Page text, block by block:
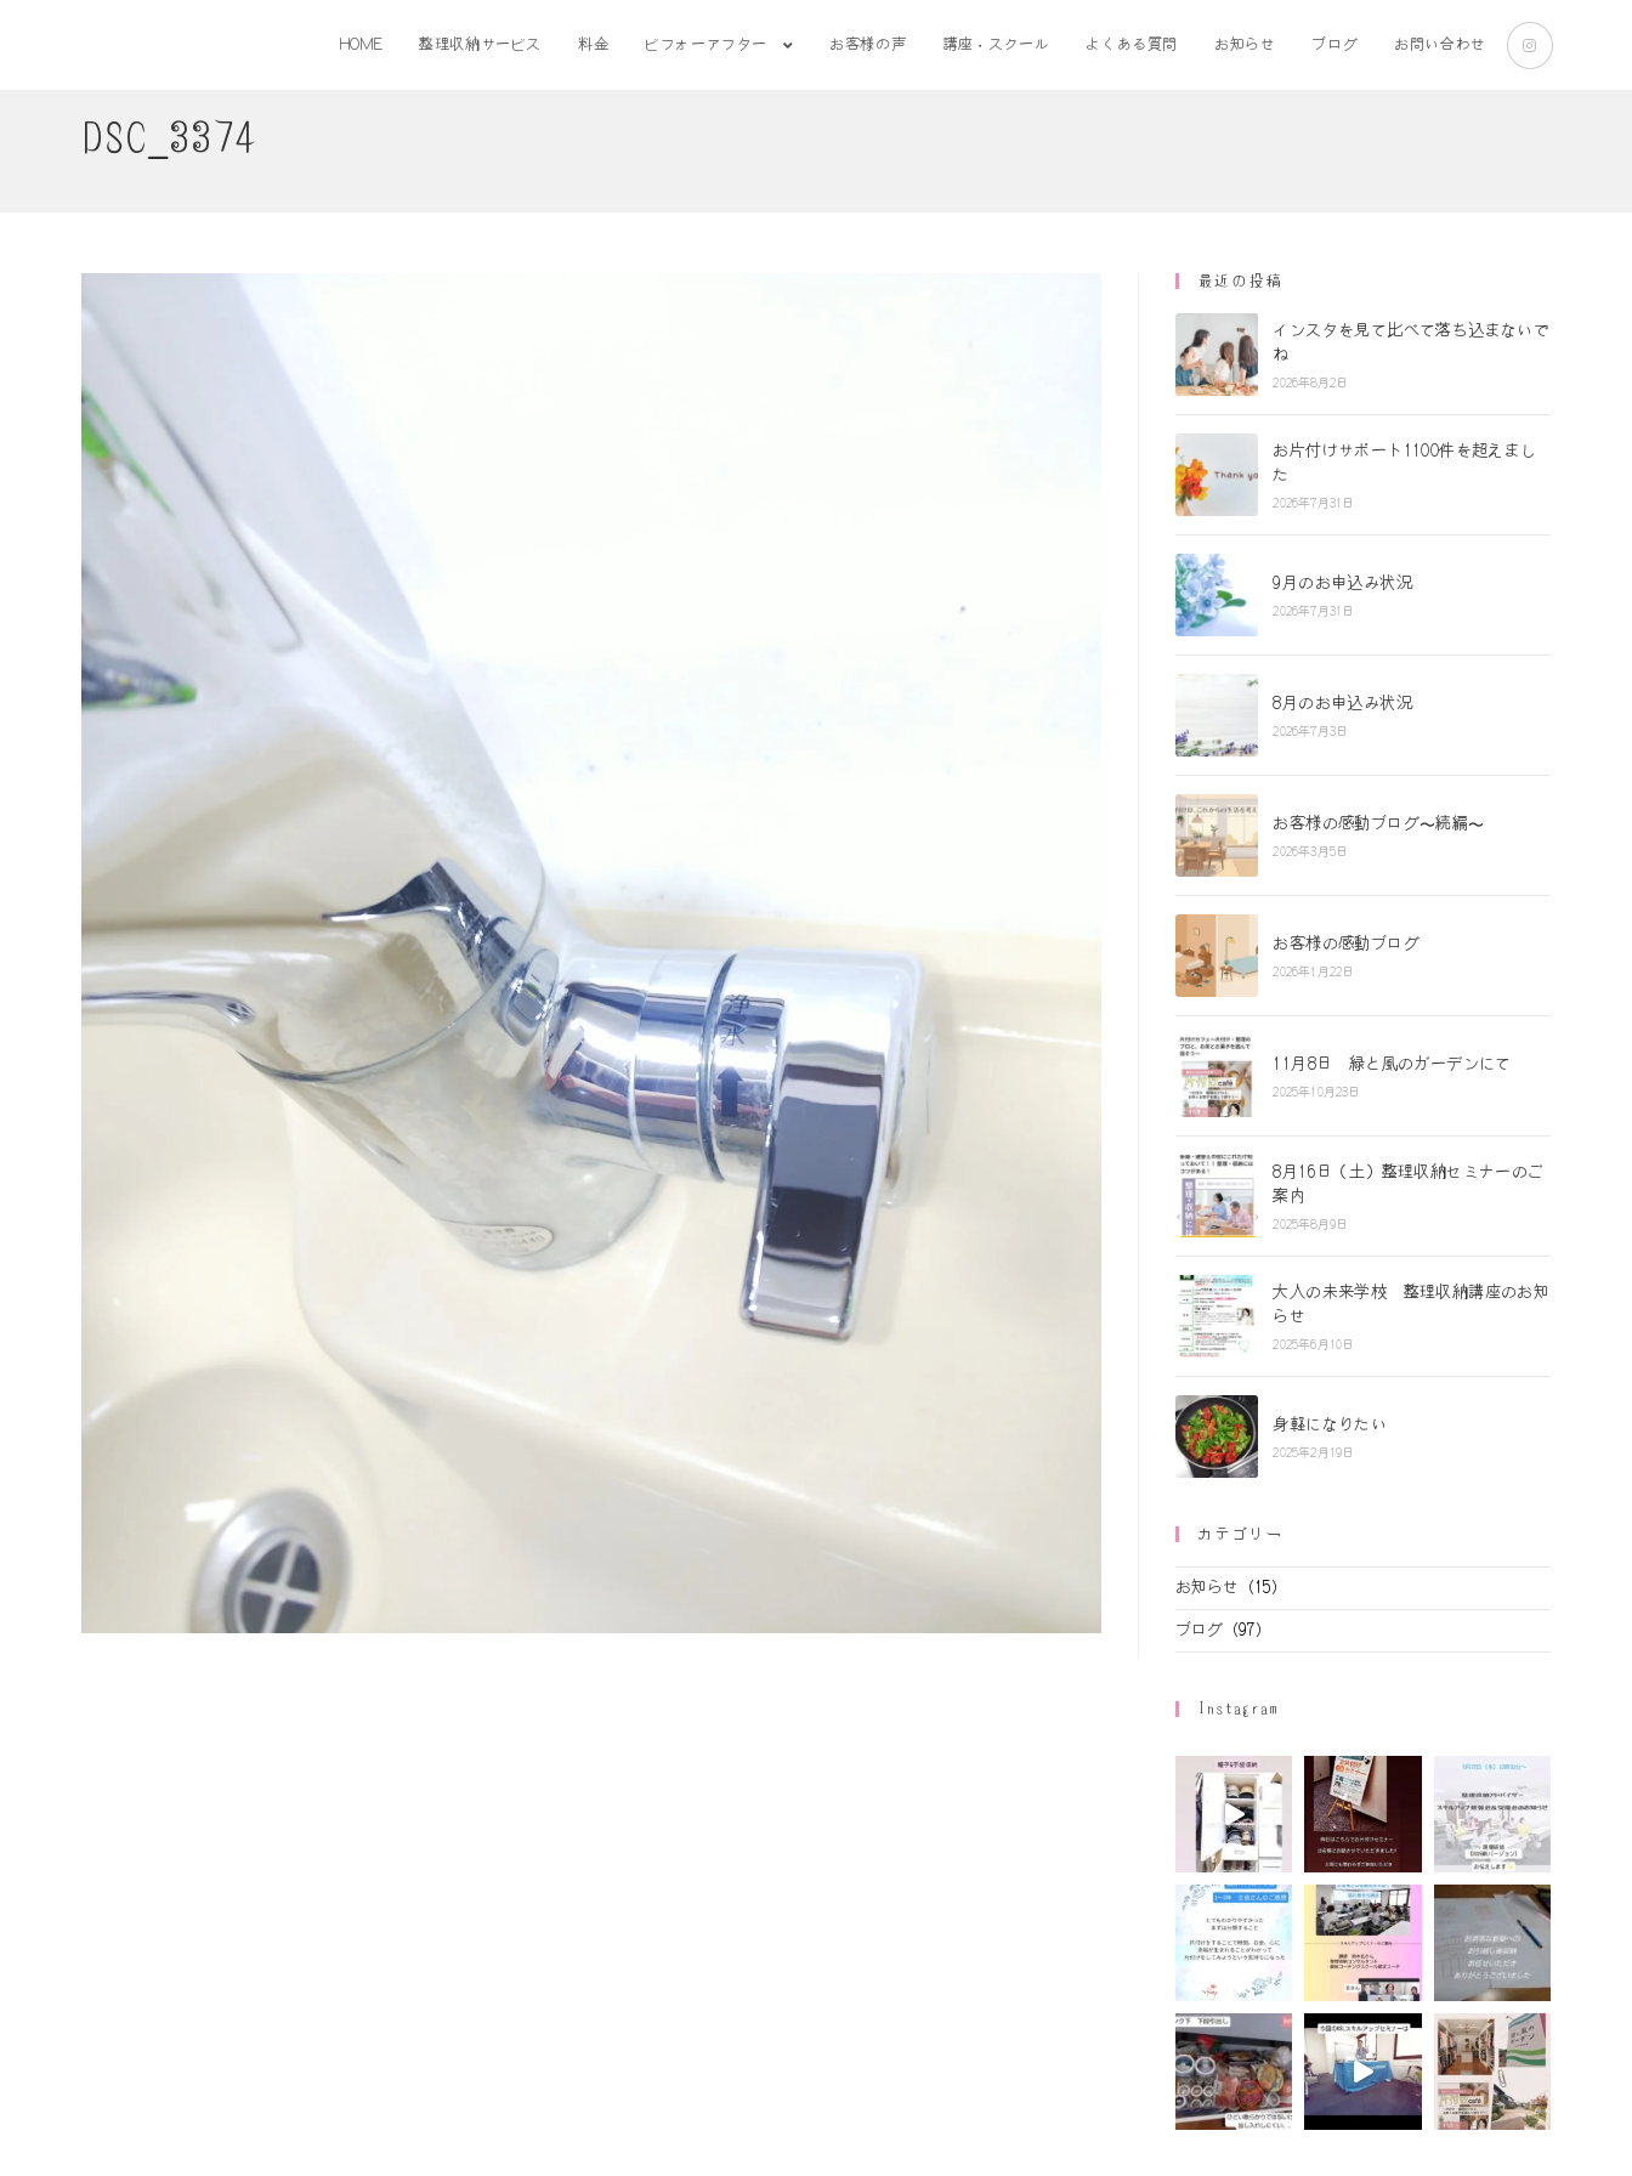
HOME 整理収納サービス 料金 ビフォーアフター お客様の声 講座・スクール よくある質問 お知らせ ブログ お問い合わせ
DSC_3374
最近の投稿
インスタを見て比べて落ち込まないで
ね
2026年8月2日
お片付けサポート1100件を超えまし
た
2026年7月31日
9月のお申込み状況
2026年7月31日
8月のお申込み状況
2026年7月3日
お客様の感動ブログ〜続編〜
2026年3月5日
お客様の感動ブログ
2026年1月22日
11月8日 緑と風のガーデンにて
2025年10月23日
8月16日（土）整理収納セミナーのご
案内
2025年8月9日
大人の未来学校 整理収納講座のお知
らせ
2025年6月10日
身軽になりたい
2025年2月19日
カテゴリー
お知らせ (15)
ブログ (97)
Instagram